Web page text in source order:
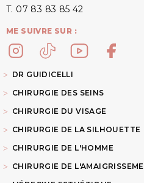
T. 07 83 83 85 42
ME SUIVRE SUR :
DR GUIDICELLI
CHIRURGIE DES SEINS
CHIRURGIE DU VISAGE
CHIRURGIE DE LA SILHOUETTE
CHIRURGIE DE L'HOMME
CHIRURGIE DE